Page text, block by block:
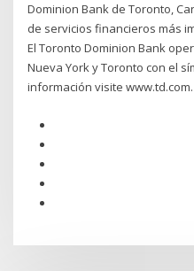
Dominion Bank de Toronto,
de servicios financieros más
El Toronto Dominion Bank
Nueva York y Toronto con el
información visite www.td.com.